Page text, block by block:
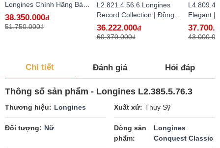
Longines Chính Hãng Bán
Lẻ Tại VN
38.350.000đ
51.750.000₫
L2.821.4.56.6 Longines
Record Collection | Đồng
Hồ Longines Chính Hãng
Bán Lẻ Tại VN
36.222.000đ
60.370.000₫
Elegant |
Longines
Lẻ Tại VN
Chi tiết Đánh giá Hỏi đáp
Thông số sản phẩm - Longines L2.385.5.76.3
Thương hiệu Longines Xuất xứ Thụy Sỹ
Đối tượng Nữ
Dòng sản
phẩm
Longines
Conquest Classic